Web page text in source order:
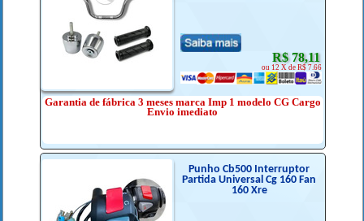
R$ 78,11
ou 12 X de R$ 7.66
Garantia de fábrica 3 meses marca Imp 1 modelo CG Cargo
Envio imediato
Punho Cb500 Interruptor
Partida Universal Cg 160 Fan
160 Xre